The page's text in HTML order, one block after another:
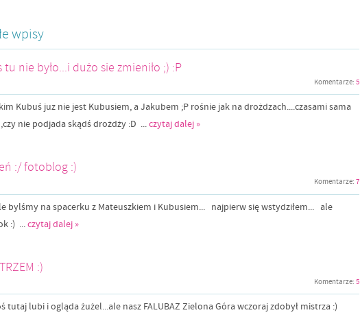
wpisy
nie było...i dużo sie zmieniło ;) :P
Komentarze: 5
Kubuś juz nie jest Kubusiem, a Jakubem ;P rośnie jak na drożdzach....czasami sama
nie podjada skądś drożdży :D ...czytaj dalej »
:/ fotoblog :)
Komentarze: 7
bylśmy na spacerku z Mateuszkiem i Kubusiem... najpierw się wstydziłem... ale
:) ...czytaj dalej »
:)
Komentarze: 5
tutaj lubi i ogląda żużel...ale nasz FALUBAZ Zielona Góra wczoraj zdobył mistrza :)